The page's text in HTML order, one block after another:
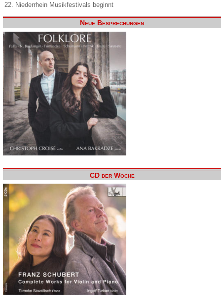
22. Niederrhein Musikfestivals beginnt
Neue Besprechungen
CD der Woche